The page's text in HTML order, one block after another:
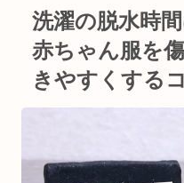
洗濯の脱水時
赤ちゃん服を
きやすくする